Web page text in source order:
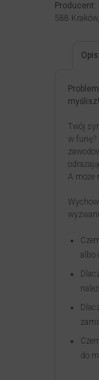
Producent:
588
Opis
myślisz!
Twój
w furię?
A może
albo
do